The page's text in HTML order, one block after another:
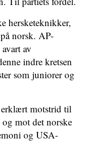
hersketeknikker,
norsk. AP-
av
indre kretsen
som juniorer og
erklært motstrid til
mot det norske
og USA-